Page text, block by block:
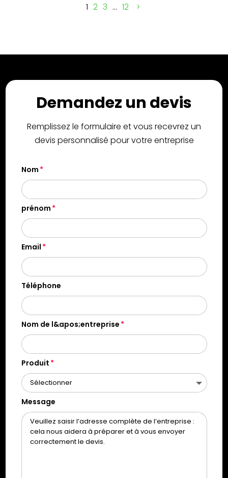
1 2 3 … 12
Demandez un devis
Remplissez le formulaire et vous recevrez un
devis personnalisé pour votre entreprise
Nom
prénom
Email
Téléphone
Nom de l&apos;entreprise
Produit
Message